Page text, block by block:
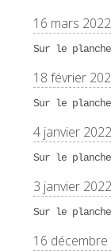
16 mars 2022
Sur le
18 février
Sur le
4 janvier 2022
Sur le
3 janvier 2022
Sur le
16 décembre